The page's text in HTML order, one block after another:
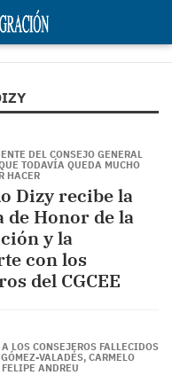
DEL CONSEJO GENERAL
TODAVÍA QUEDA MUCHO
HACER
Dizy recibe la
de Honor de la
y la
con los
del CGCEE
A LOS CONSEJEROS FALLECIDOS
VALADÉS, CARMELO
ANDREU